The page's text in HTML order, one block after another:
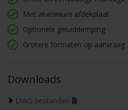
Met aluminium afdekplaat
Optionele geluiddemping
Grotere formaten op aanvraag
Downloads
DWG bestanden